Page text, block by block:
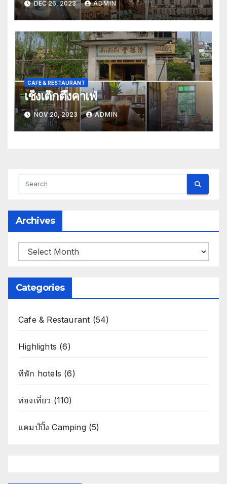
DEC 26, 2023 ADMIN
CAFE & RESTAURANT
เช็งเต็กตึ๊งคาเฟ่
NOV 20, 2023 ADMIN
Archives
Archives
Categories
Cafe & Restaurant (54)
Highlights (6)
ทีพัก hotels (6)
ท่องเที่ยว (110)
แคมป์ปิ้ง Camping(5)